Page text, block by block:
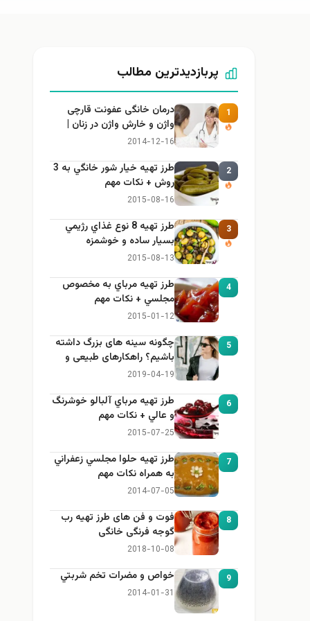
پربازدیدترین مطالب
1
درمان خانگی عفونت قارچی
واژن و خارش واژن در زنان |
راهنمای کامل، ایمن و کاربردی
2014-12-16
2
طرز تهيه خیار شور خانگي به 3
روش + نكات مهم
2015-08-16
3
طرز تهيه 8 نوع غذاي رژيمي
بسيار ساده و خوشمزه
2015-08-13
4
طرز تهيه مرباي به مخصوص
مجلسي + نكات مهم
2015-01-12
5
چگونه سینه های بزرگ داشته
باشیم؟ راهکارهای طبیعی و
خانگی برای بزرگ کردن سینه
2019-04-19
6
طرز تهيه مرباي آلبالو خوشرنگ
و عالي + نكات مهم
2015-07-25
7
طرز تهيه حلوا مجلسي زعفراني
به همراه نكات مهم
2014-07-05
8
فوت و فن های طرز تهیه رب
گوجه فرنگی خانگی
2018-10-08
9 خواص و مضرات تخم شربتي
2014-01-31